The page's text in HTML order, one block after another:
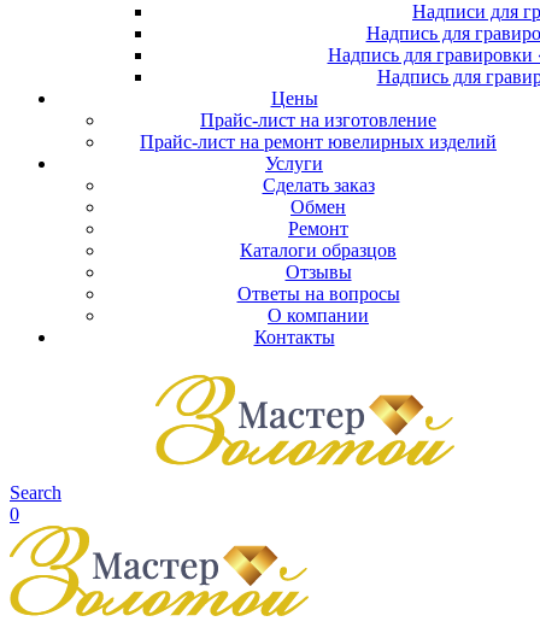
Надписи для
Надпись для
Надпись для
Надпись для
Цены
Прайс-лист на изготовление
Прайс-лист на ремонт ювелирных изделий
Услуги
Сделать заказ
Обмен
Ремонт
Каталоги образцов
Отзывы
Ответы на вопросы
О компании
Контакты
Search
0